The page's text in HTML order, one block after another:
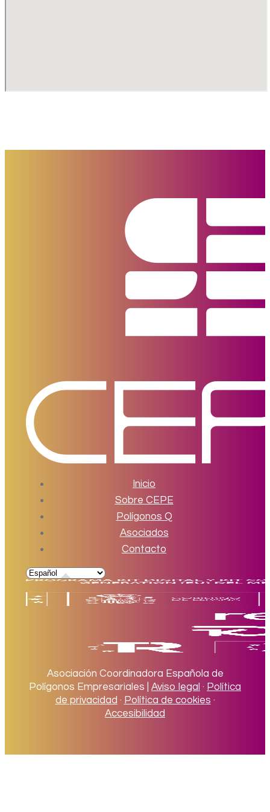
Inicio
Sobre CEPE
Polígonos Q
Asociados
Contacto
Asociación Coordinadora Española de
Polígonos Empresariales | Aviso legal · Política
de privacidad · Política de cookies ·
Accesibilidad